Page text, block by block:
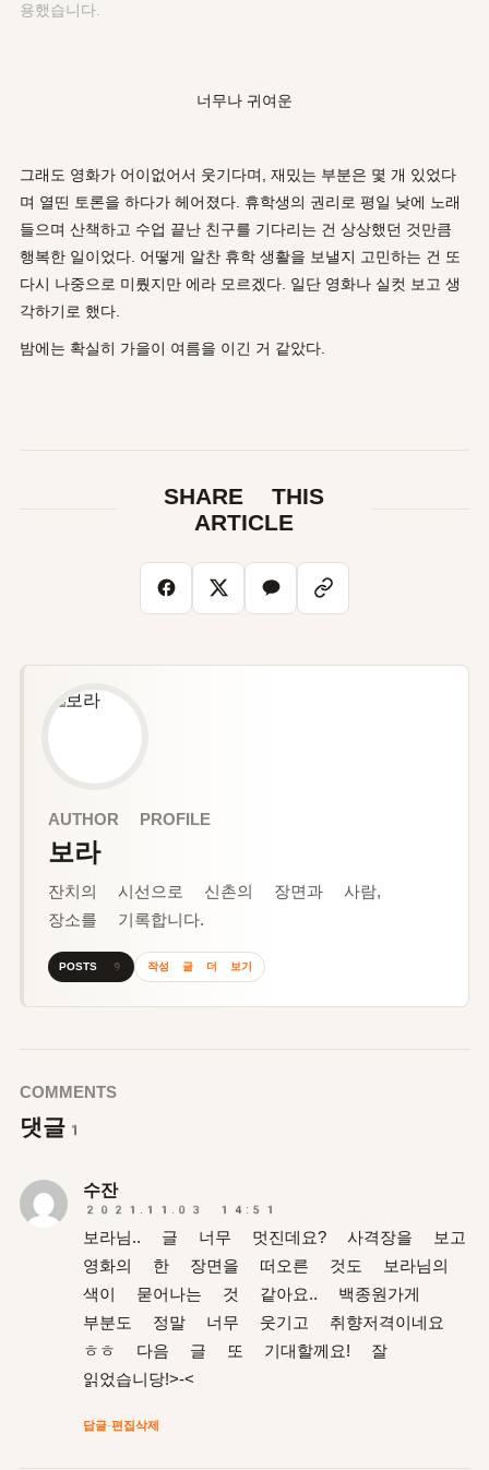
용했습니다.
너무나 귀여운
그래도 영화가 어이없어서 웃기다며, 재밌는 부분은 몇 개 있었다
며 열띤 토론을 하다가 헤어졌다. 휴학생의 권리로 평일 낮에 노래
들으며 산책하고 수업 끝난 친구를 기다리는 건 상상했던 것만큼
행복한 일이었다. 어떻게 알찬 휴학 생활을 보낼지 고민하는 건 또
다시 나중으로 미뤘지만 에라 모르겠다. 일단 영화나 실컷 보고 생
각하기로 했다.
밤에는 확실히 가을이 여름을 이긴 거 같았다.
SHARE THIS
ARTICLE
AUTHOR PROFILE
보라
잔치의 시선으로 신촌의 장면과 사람,
장소를 기록합니다.
POSTS 9 작성 글 더 보기
COMMENTS
댓글 1
수잔
2021.11.03 14:51
보라님.. 글 너무 멋진데요? 사격장을 보고
영화의 한 장면을 떠오른 것도 보라님의
색이 묻어나는 것 같아요.. 백종원가게
부분도 정말 너무 웃기고 취향저격이네요
ㅎㅎ 다음 글 또 기대할께요! 잘
읽었습니당!>-<
답글·편집삭제